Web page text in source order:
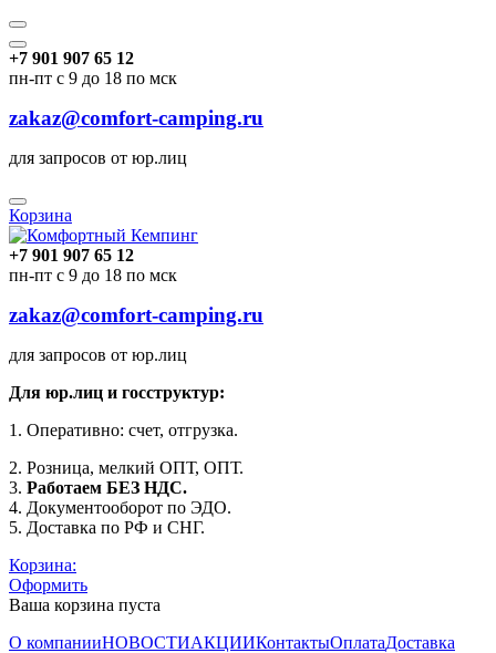
+7 901 907 65 12
пн-пт с 9 до 18 по мск
zakaz@comfort-camping.ru
для запросов от юр.лиц
Корзина
+7 901 907 65 12
пн-пт с 9 до 18 по мск
zakaz@comfort-camping.ru
для запросов от юр.лиц
Для юр.лиц и госструктур:
1. Оперативно: счет, отгрузка.
2. Розница, мелкий ОПТ, ОПТ.
3. Работаем БЕЗ НДС.
4. Документооборот по ЭДО.
5. Доставка по РФ и СНГ.
Корзина:
Оформить
Ваша корзина пуста
О компанииНОВОСТИАКЦИИКонтактыОплатаДоставка